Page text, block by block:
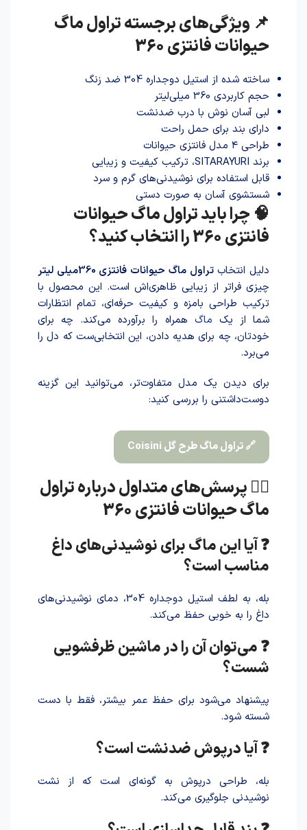
📌 ویژگی‌های برجسته تراول ماگ
حیوانات فانتزی 360
سا‌خته شد‌ه از استیل دوجداره 304 ضد زنگ
حجم کاربردی 360 میلی‌لیتر
لبی آسان نوش با درب ضدنشت
دارای بند برای حمل راحت
طراحی ۴ مدل فانتزی حیوانات
برند SITARAYURI، ترکیب کیفیت و زیبایی
قابل استفاده برای نوشیدنی‌های گرم و سرد
شستشوی آسان به صورت دستی
🧠 چرا باید تراول ماگ حیوانات
فانتزی 360 را انتخاب کنید؟
دلیل انتخابتراول ماگ حیوانات فانتزی 360میلی لیتر
چیزی فراتر از زیبایی ظاهری‌اش است. این محصول با
ترکیب طراحی بامزه و کیفیت حرفه‌ای، تمام انتظارات
شما از یک ماگ همراه را برآورده می‌کند. چه برای
خودتان، چه برای هدیه داد‌ن، این انتخابی‌ست که دل را
می‌برد.
برای دیدن یک مدل متفاوت‌تر، می‌توانید این گزینه
دوست‌داشتنی را بررسی کنید:
🔗 تراول ماگ طرح گل Coisini
🙋‍♀️ پرسش‌های متداول درباره تراول
ماگ حیوانات فانتزی 360
❓ آیا این ماگ برای نوشیدنی‌های داغ
مناسب است؟
بله، به لطف استیل دوجداره 304، دمای نوشیدنی‌های
داغ را به خوبی حفظ می‌کند.
❓ می‌توان آن را در ماشین ظرفشویی
شست؟
پیشنهاد می‌شود برای حفظ عمر بیشتر، فقط با دست
شسته شود.
❓ آیا درپوش ضدنشت است؟
بله، طراحی درپوش به گونه‌ای است که از نشت
نوشیدنی جلوگیری می‌کند.